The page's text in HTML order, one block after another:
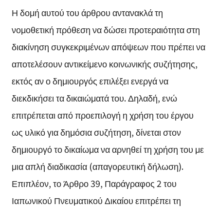
Η δομή αυτού του άρθρου αντανακλά τη
νομοθετική πρόθεση να δώσει προτεραιότητα στη
διακίνηση συγκεκριμένων απόψεων που πρέπει να
αποτελέσουν αντικείμενο κοινωνικής συζήτησης,
εκτός αν ο δημιουργός επιλέξει ενεργά να
διεκδικήσει τα δικαιώματά του. Δηλαδή, ενώ
επιτρέπεται από προεπιλογή η χρήση του έργου
ως υλικό για δημόσια συζήτηση, δίνεται στον
δημιουργό το δικαίωμα να αρνηθεί τη χρήση του με
μια απλή διαδικασία (απαγορευτική δήλωση).
Επιπλέον, το Άρθρο 39, Παράγραφος 2 του
Ιαπωνικού Πνευματικού Δικαίου επιτρέπει τη